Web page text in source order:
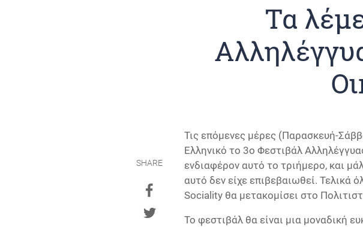
Τα
SHARE
Τις επόμενες μέρες (Παρασκευή-
Ελληνικό το 3ο Φεστιβάλ
ενδιαφέρον αυτό το τριήμερο, και
αυτό δεν είχε επιβεβαιωθεί. Τελικά
Sociality θα μετακομίσει στο
Το φεστιβάλ θα είναι μια μοναδική